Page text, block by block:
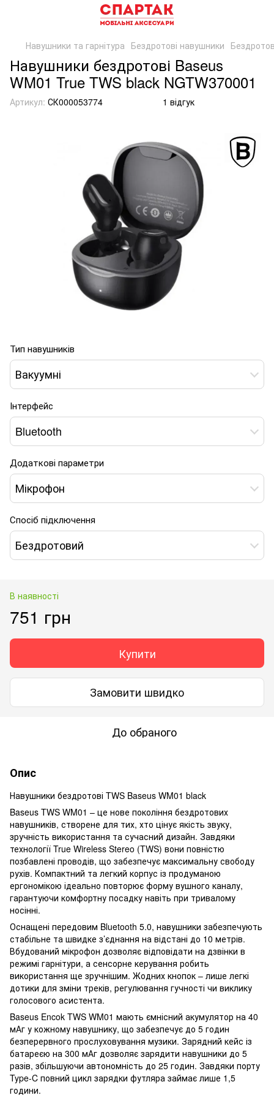
Навушники та гарнітура Бездротові навушники
Навушники бездротові Baseus
WM01 True TWS black NGTW370001
Артикул: СК000053774 1 відгук
Тип навушників
Вакуумні
Інтерфейс
Bluetooth
Додаткові параметри
Мікрофон
Спосіб підключення
Бездротовий
В наявності
751 грн
Купити
Замовити швидко
До обраного
Опис
Навушники бездротові TWS Baseus WM01 black
Baseus TWS WM01 – це нове покоління бездротових
навушників, створене для тих, хто цінує якість звуку,
зручність використання та сучасний дизайн. Завдяки
технології True Wireless Stereo (TWS) вони повністю
позбавлені проводів, що забезпечує максимальну свободу
рухів. Компактний та легкий корпус із продуманою
ергономікою ідеально повторює форму вушного каналу,
гарантуючи комфортну посадку навіть при тривалому
носінні.
Оснащені передовим Bluetooth 5.0, навушники забезпечують
стабільне та швидке з’єднання на відстані до 10 метрів.
Вбудований мікрофон дозволяє відповідати на дзвінки в
режимі гарнітури, а сенсорне керування робить
використання ще зручнішим. Жодних кнопок – лише легкі
дотики для зміни треків, регулювання гучності чи виклику
голосового асистента.
Baseus Encok TWS WM01 мають ємнісний акумулятор на 40
мАг у кожному навушнику, що забезпечує до 5 годин
безперервного прослуховування музики. Зарядний кейс із
батареєю на 300 мАг дозволяє зарядити навушники до 5
разів, збільшуючи автономність до 25 годин. Завдяки порту
Type-C повний цикл зарядки футляра займає лише 1,5
години.